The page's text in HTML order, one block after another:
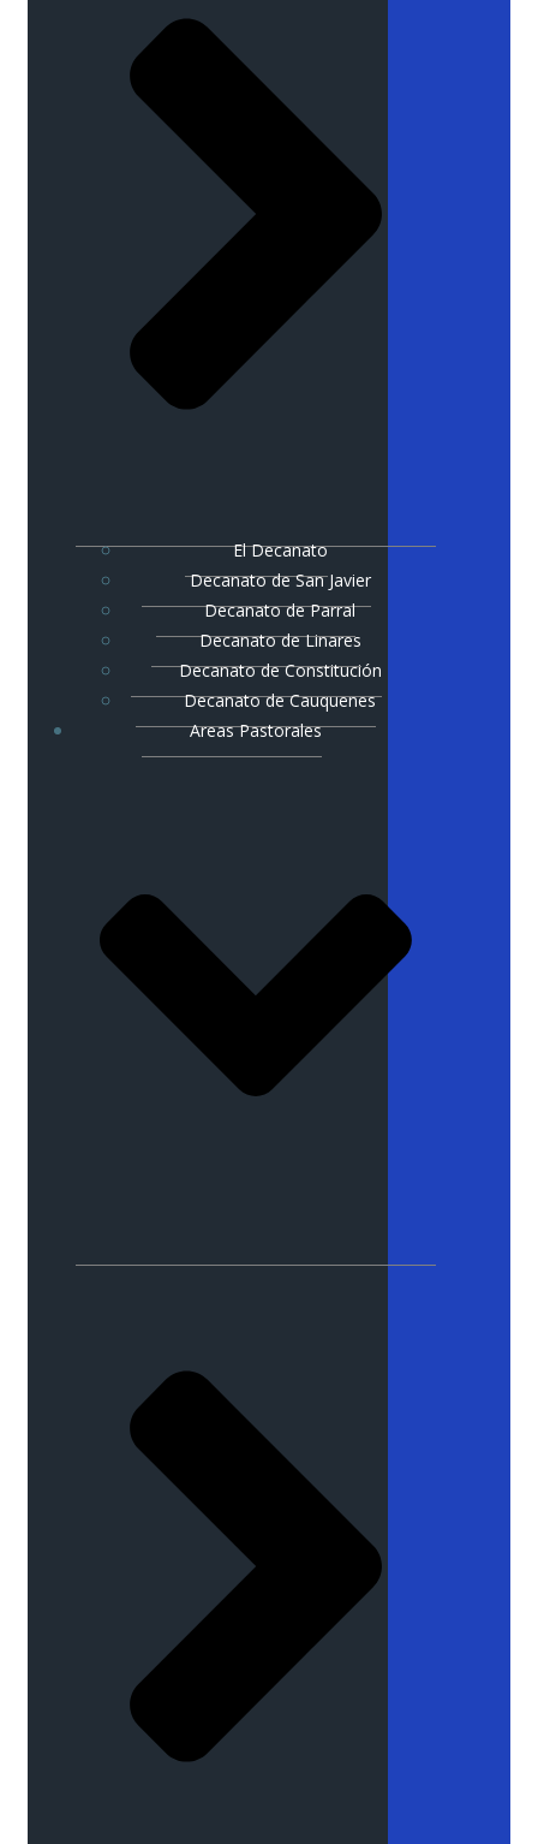
El Decanato
Decanato de San Javier
Decanato de Parral
Decanato de Linares
Decanato de Constitución
Decanato de Cauquenes
Areas Pastorales